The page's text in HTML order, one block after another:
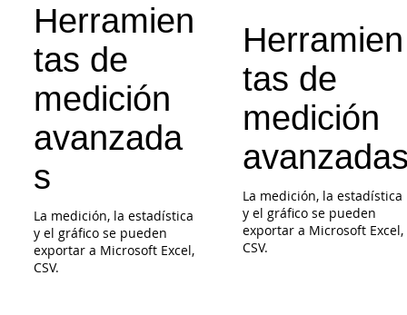
Herramien
tas de
medición
avanzada
s
La medición, la estadística
y el gráfico se pueden
exportar a Microsoft Excel,
CSV.
Herramien
tas de
medición
La medición, la estadística
y el gráfico se pueden
exportar a Microsoft Excel,
CSV.